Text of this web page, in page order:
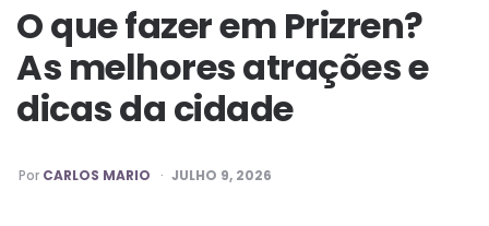
O que fazer em Prizren?
As melhores atrações e
dicas da cidade
PUBLICADO
POR
Por CARLOS MARIO JULHO 9, 2026